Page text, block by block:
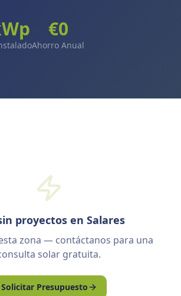
€0
Ahorro Anual
proyectos en Salares
zona — contáctanos para una
solar gratuita.
Solicitar Presupuesto